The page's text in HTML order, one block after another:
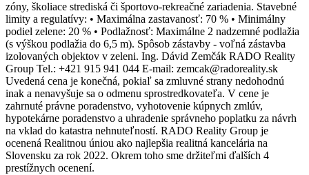
zóny, školiace strediská či športovo-rekreačné zariadenia. Stavebné
limity a regulatívy: • Maximálna zastavanosť: 70 % • Minimálny
podiel zelene: 20 % • Podlažnosť: Maximálne 2 nadzemné podlažia
(s výškou podlažia do 6,5 m). Spôsob zástavby - voľná zástavba
izolovaných objektov v zeleni. Ing. Dávid Zemčák RADO Reality
Group Tel.: +421 915 941 044 E-mail: zemcak@radoreality.sk
Uvedená cena je konečná, pokiaľ sa zmluvné strany nedohodnú
inak a nenavyšuje sa o odmenu sprostredkovateľa. V cene je
zahrnuté právne poradenstvo, vyhotovenie kúpnych zmlúv,
hypotekárne poradenstvo a uhradenie správneho poplatku za návrh
na vklad do katastra nehnuteľností. RADO Reality Group je
ocenená Realitnou úniou ako najlepšia realitná kancelária na
Slovensku za rok 2022. Okrem toho sme držiteľmi ďalších 4
prestížnych ocenení.